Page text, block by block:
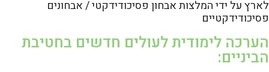
לארץ על ידי המלצות אבחון פסיכודידקטי / אבחונים
פסיכודידקטיים
הערכה לימודית לעולים חדשים בחטיבת
הביניים: